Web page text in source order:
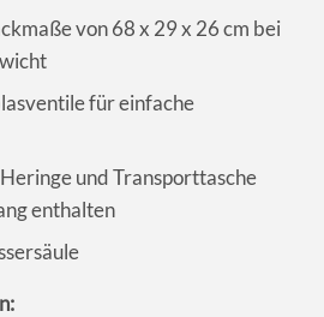
von 68 x 29 x 26 cm bei
für einfache
und Transporttasche
enthalten